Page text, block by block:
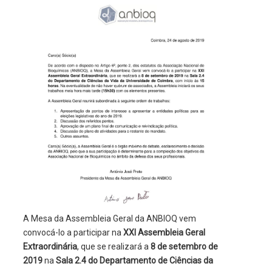
A Mesa da Assembleia Geral da ANBIOQ vem
convocá-lo a participar naXXI Assembleia Geral
Extraordinária, que se realizará a8 de setembro de
2019naSala 2.4 do Departamento de Ciências da